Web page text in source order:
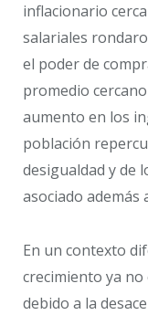
inflacionario
salariales
el poder de
promedio
aumento en los
población
desigualdad y de
asociado además
En un contexto
crecimiento ya
debido a la